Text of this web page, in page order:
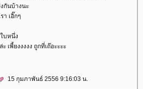
กันบ้างนะ
า เอิ๊กๆ
บหนึ่ง
เพี้ยงงงงง ถูกที่เถ๊อะะะะ
15 กุมภาพันธ์ 2556 9:16:03 น.